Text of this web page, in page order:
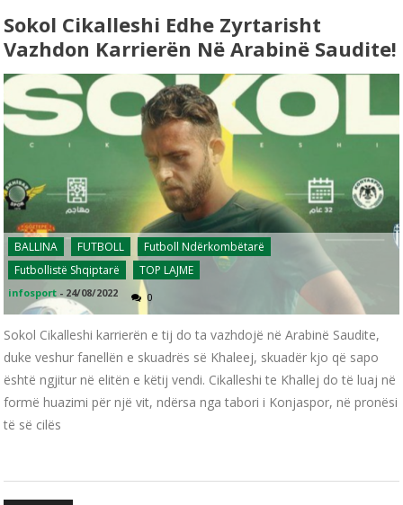
Sokol Cikalleshi Edhe Zyrtarisht
Vazhdon Karrierën Në Arabinë Saudite!
BALLINA FUTBOLL
Futboll Ndërkombëtarë
Futbollistë Shqiptarë
TOP LAJME
infosport - 24/08/2022 0
Sokol Cikalleshi karrierën e tij do ta vazhdojë në Arabinë Saudite,
duke veshur fanellën e skuadrës së Khaleej, skuadër kjo që sapo
është ngjitur në elitën e këtij vendi. Cikalleshi te Khallej do të luaj në
formë huazimi për një vit, ndërsa nga tabori i Konjaspor, në pronësi
të së cilës